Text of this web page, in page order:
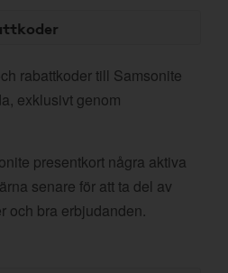
rabattkoder till Samsonite
exklusivt genom
presentkort några aktiva
senare för att ta del av
och bra erbjudanden.